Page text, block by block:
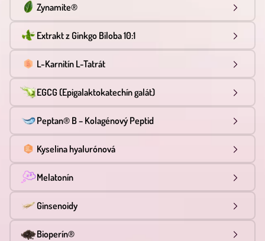
Zynamite®
Extrakt z Ginkgo Biloba 10:1
L-Karnitín L-Tatrát
EGCG (Epigalaktokatechín galát)
Peptan® B – Kolagénový Peptid
Kyselina hyalurónová
Melatonín
Ginsenoidy
Bioperín®